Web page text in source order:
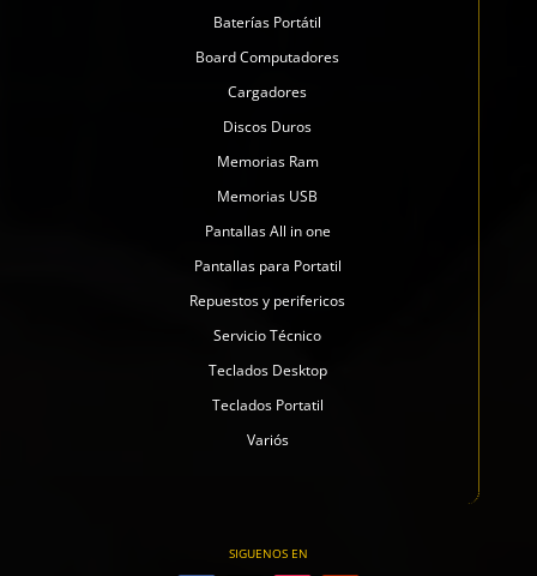
Baterías Portátil
Board Computadores
Cargadores
Discos Duros
Memorias Ram
Memorias USB
Pantallas All in one
Pantallas para Portatil
Repuestos y perifericos
Servicio Técnico
Teclados Desktop
Teclados Portatil
Variós
SIGUENOS EN